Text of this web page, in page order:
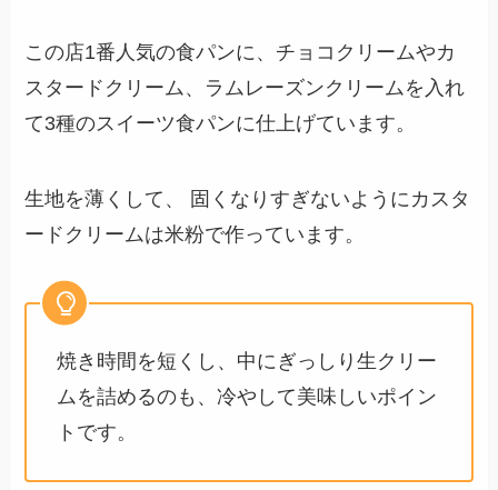
この店1番人気の食パンに、チョコクリームやカ
スタードクリーム、ラムレーズンクリームを入れ
て3種のスイーツ食パンに仕上げています。
生地を薄くして、 固くなりすぎないようにカスタ
ードクリームは米粉で作っています。
焼き時間を短くし、中にぎっしり生クリー
ムを詰めるのも、冷やして美味しいポイン
トです。